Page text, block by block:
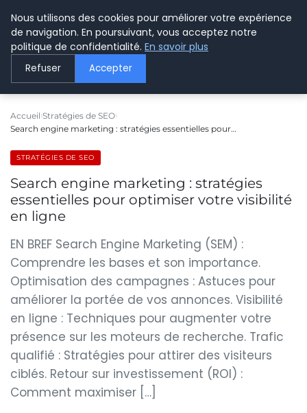
LE WEBMARKETING
Accueil Stratégies de SEO
Search engine marketing : stratégies essentielles pour…
STRATÉGIES DE SEO
Search engine marketing : stratégies
essentielles pour optimiser votre visibilité
en ligne
EN BREF Search Engine Marketing (SEM) :
Comprendre les bases et son importance.
Optimisation des campagnes : Astuces pour
améliorer la portée de vos annonces. Visibilité
en ligne : Techniques pour augmenter votre
présence sur les moteurs de recherche. Trafic
qualifié : Stratégies pour attirer des visiteurs
ciblés. Retour sur investissement (ROI) :
Comment maximiser […]
Nous utilisons des cookies pour améliorer votre expérience
de navigation. En poursuivant, vous acceptez notre
politique de confidentialité. En savoir plus
Refuser Accepter